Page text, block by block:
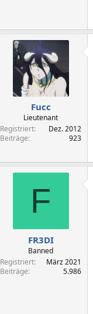
Fucc
Lieutenant
Registriert
Dez. 2012
Beiträge
923
F
FR3DI
Banned
Registriert
März 2021
Beiträge
5.986